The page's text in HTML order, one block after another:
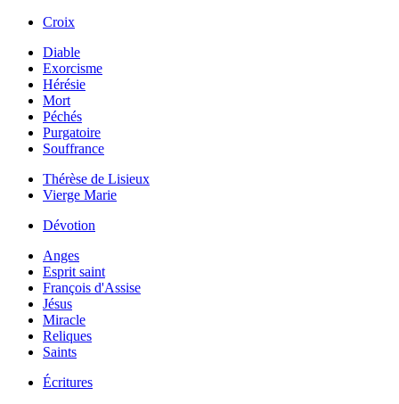
Croix
Diable
Exorcisme
Hérésie
Mort
Péchés
Purgatoire
Souffrance
Thérèse de Lisieux
Vierge Marie
Dévotion
Anges
Esprit saint
François d'Assise
Jésus
Miracle
Reliques
Saints
Écritures